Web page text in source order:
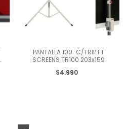
PANTALLA 100¨ C/TRIP.FT
SCREENS TR100 203x159
$4.990